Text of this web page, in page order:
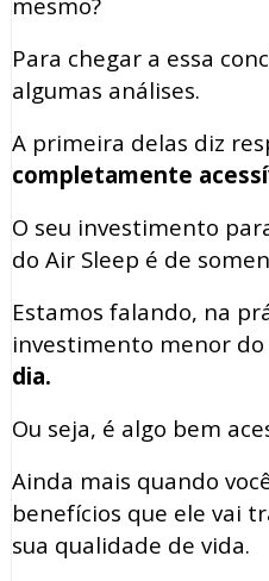
Para chegar a essa
algumas análises.
A primeira delas diz
completamente
O seu investimento
do Air Sleep é de
Estamos falando, na
investimento menor do
dia.
Ou seja, é algo bem
Ainda mais quando
benefícios que ele vai
sua qualidade de vida.